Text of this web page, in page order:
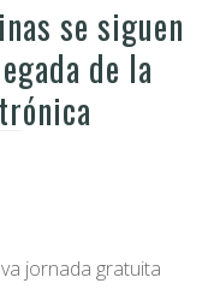
se siguen
de la
jornada gratuita